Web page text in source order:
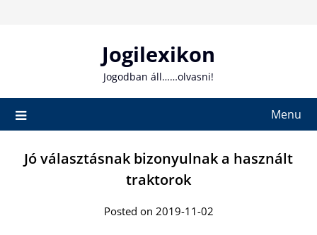
Jogilexikon
Jogodban áll……olvasni!
Menu
Jó választásnak bizonyulnak a használt
traktorok
Posted on 2019-11-02